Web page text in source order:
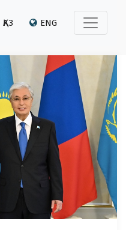
ҚАЗ ENG